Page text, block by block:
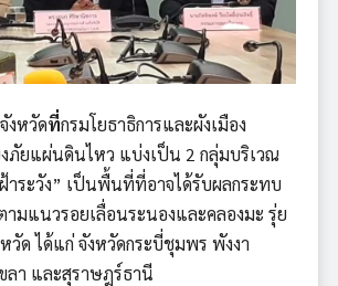
หวัดที่กรมโยธาธิการและผังเมือง
ภัยแผ่นดินไหว แบ่งเป็น 2 กลุ่มบริเวณ
าระวัง” เป็นพื้นที่ที่อาจได้รับผลกระทบ
มแนวรอยเลื่อนระนองและคลองมะ รุ่ย
วัด ได้แก่ จังหวัดกระบี่ชุมพร พังงา
ลา และสุราษฎร์ธานี